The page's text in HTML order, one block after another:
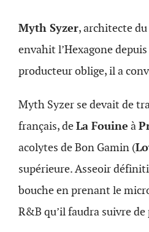
Myth Syzer, architecte
envahit l’Hexagone
producteur oblige, il a
Myth Syzer se devait de
français, deLa Fouine à
acolytes de Bon Gamin (
supérieure. Asseoir
bouche en prenant le
R&B qu’il faudra suivre